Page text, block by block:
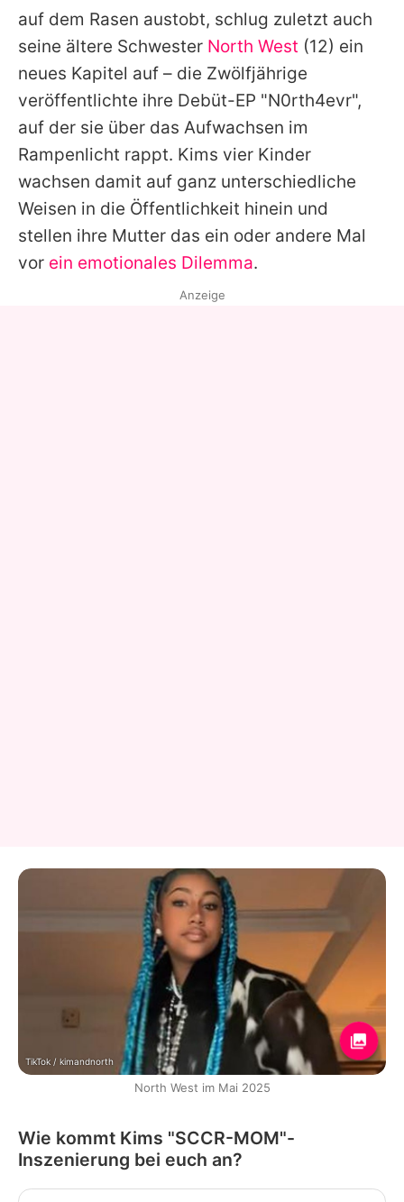
auf dem Rasen austobt, schlug zuletzt auch
seine ältere Schwester North West (12) ein
neues Kapitel auf – die Zwölfjährige
veröffentlichte ihre Debüt-EP "N0rth4evr",
auf der sie über das Aufwachsen im
Rampenlicht rappt. Kims vier Kinder
wachsen damit auf ganz unterschiedliche
Weisen in die Öffentlichkeit hinein und
stellen ihre Mutter das ein oder andere Mal
vor ein emotionales Dilemma.
Anzeige
TikTok / kimandnorth
North West im Mai 2025
Wie kommt Kims "SCCR-MOM"-
Inszenierung bei euch an?